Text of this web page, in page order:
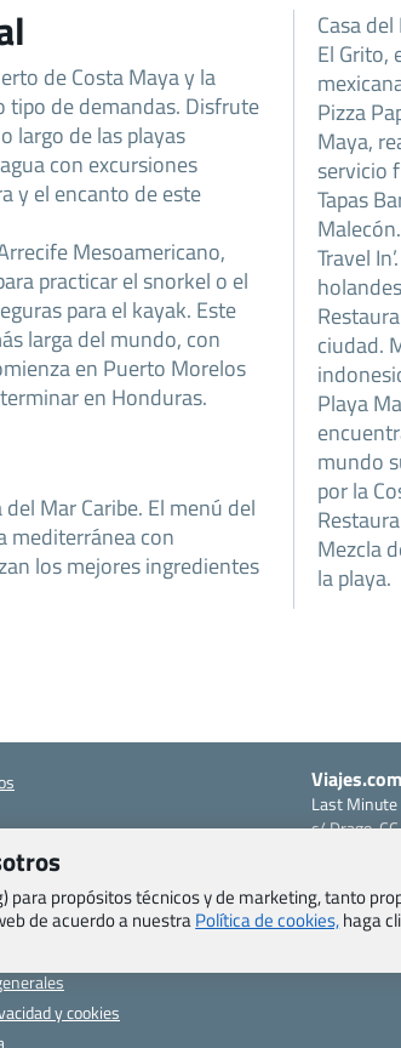
de Costa Maya y la
tipo de demandas. Disfrute
largo de las playas
con excursiones
y el encanto de este
Mesoamericano,
practicar el snorkel o el
para el kayak. Este
larga del mundo, con
en Puerto Morelos
en Honduras.
Mar Caribe. El menú del
mediterránea con
los mejores ingredientes
Casa
El Grito,
Pizza
Maya,
servicio
Tapas
Malecón.
Travel
ciudad.
Playa
mundo
por la
Mezcla
la playa.
y cookies
Viajes.com
Last Minute
c/ Drago,
CIF:
Tfno: +34
propósitos técnicos y de marketing, tanto
de acuerdo a nuestraPolítica de cookies,haga